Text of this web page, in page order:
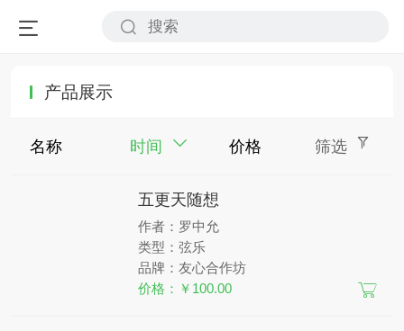
产品展示
名称 时间 价格 筛选
五更天随想
作者：罗中允
类型：弦乐
品牌：友心合作坊
价格：￥100.00